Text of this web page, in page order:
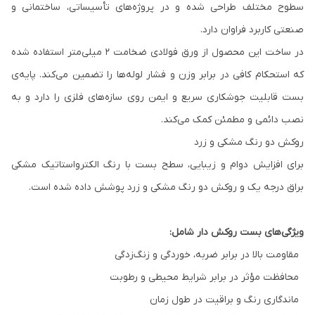
سطوح مختلف طراحی شده و در پروژه‌های تأسیساتی، ساختمانی و
صنعتی کاربرد فراوان دارد.
در ساخت این محصول از ورق فولادی ضخامت ۲ میلی‌متر استفاده شده
که استحکام کافی در برابر وزن و فشار لوله‌ها را تضمین می‌کند. پایه‌ی
بست قابلیت جوشکاری سریع و ایمن روی سازه‌های فلزی را دارد و به
نصب دائمی و مطمئن کمک می‌کند.
روکش دو رنگ مشکی و زرد
برای افزایش دوام و زیبایی، سطح بست با رنگ الکترواستاتیک مشکی
براق درجه یک و روکش دو رنگ مشکی و زرد پوشش داده شده است.
ویژگی‌های بست روکش دار شامل:
مقاومت بالا در برابر ضربه، خوردگی و زنگ‌زدگی
محافظت مؤثر در برابر شرایط محیطی و رطوبت
ماندگاری رنگ و براقیت در طول زمان